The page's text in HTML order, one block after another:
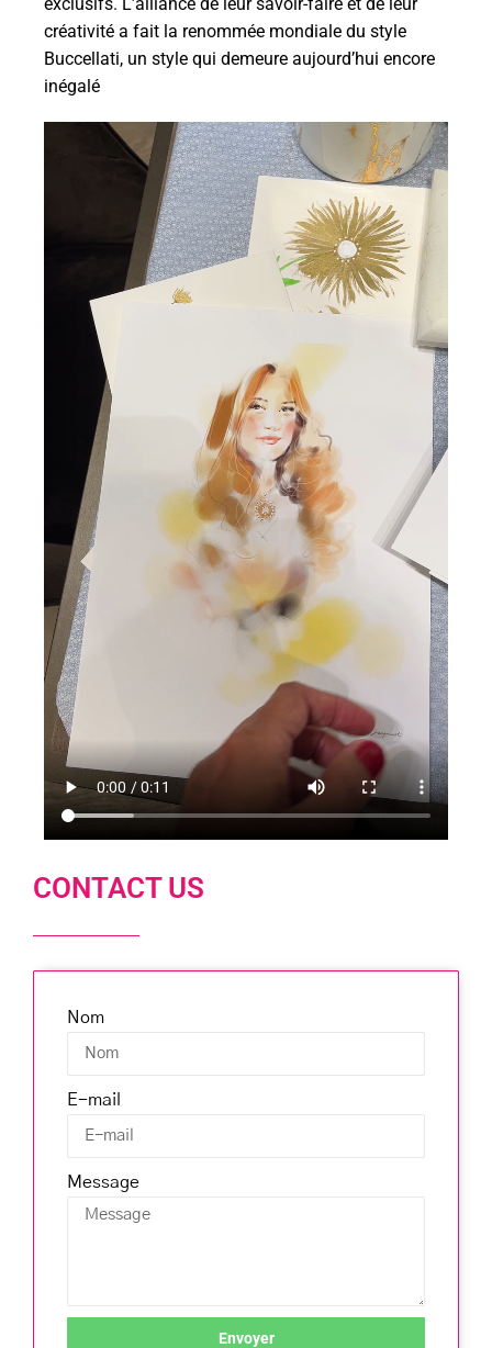
créativité a fait la renommée mondiale du style
Buccellati, un style qui demeure aujourd’hui encore
inégalé
CONTACT US
Nom
E-mail
Message
Envoyer